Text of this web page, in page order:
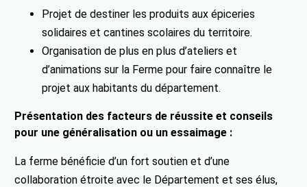
Projet de destiner les produits aux épiceries
solidaires et cantines scolaires du territoire.
Organisation de plus en plus d’ateliers et
d’animations sur la Ferme pour faire connaître le
projet aux habitants du département.
Présentation des facteurs de réussite et conseils
pour une généralisation ou un essaimage :
La ferme bénéficie d’un fort soutien et d’une
collaboration étroite avec le Département et ses élus,